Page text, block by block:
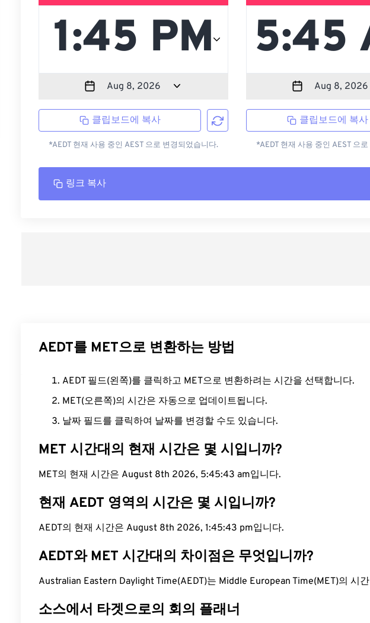
클립보드에 복사
*AEDT 현재 사용 중인 AEST 으로 변경되었습니다.
클립보드에 복사
*AEDT 현재 사용 중인 AEST 으
링크 복사
AEDT를 MET으로 변환하는 방법
AEDT 필드(왼쪽)를 클릭하고 MET으로 변환하려는 시간을 선택합니다.
MET(오른쪽)의 시간은 자동으로 업데이트됩니다.
날짜 필드를 클릭하여 날짜를 변경할 수도 있습니다.
MET 시간대의 현재 시간은 몇 시입니까?
MET의 현재 시간은 August 8th 2026, 5:45:44 am입니다.
현재 AEDT 영역의 시간은 몇 시입니까?
AEDT의 현재 시간은 August 8th 2026, 1:45:44 pm입니다.
AEDT와 MET 시간대의 차이점은 무엇입니까?
Australian Eastern Daylight Time(AEDT)는 Middle European Time(MET)의 시
소스에서 타겟으로의 회의 플래너